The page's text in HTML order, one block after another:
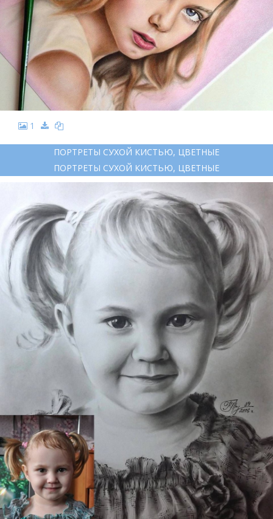
1
ПОРТРЕТЫ СУХОЙ КИСТЬЮ, ЦВЕТНЫЕ
ПОРТРЕТЫ СУХОЙ КИСТЬЮ, ЦВЕТНЫЕ